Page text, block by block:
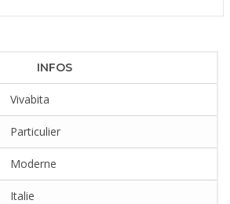
INFOS
Vivabita
Particulier
Moderne
Italie